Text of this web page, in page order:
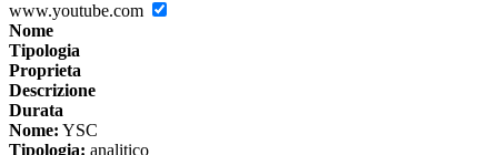
www.youtube.com
Nome
Tipologia
Proprieta
Descrizione
Durata
Nome: YSC
Tipologia: analitico